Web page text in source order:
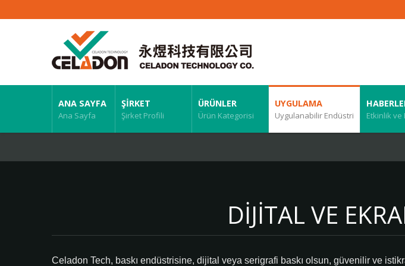
ANA SAYFA
Ana Sayfa
ŞIRKET
Şirket Profili
ÜRÜNLER
Ürün Kategorisi
UYGULAMA
Uygulanabilir Endüstri Etkinlik
DIJITAL VE
Celadon Tech, baskı endüstrisine, dijital veya serigrafi baskı olsun, güvenilir ve